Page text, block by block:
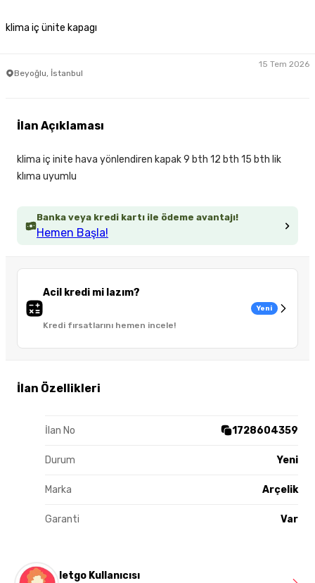
klima iç ünite kapagı
Beyoğlu, İstanbul
15 Tem 2026
Banka veya kredi kartı ile ödeme avantajı!
Hemen Başla!
Acil kredi mi lazım?
Kredi fırsatlarını hemen incele!
Yeni
İlan Özellikleri
İlan No 1728604359
Durum Yeni
Marka Arçelik
Garanti Var
İlan Açıklaması
klima iç inite hava yönlendiren kapak 9 bth 12 bth 15 bth lik
klıma uyumlu
letgo Kullanıcısı